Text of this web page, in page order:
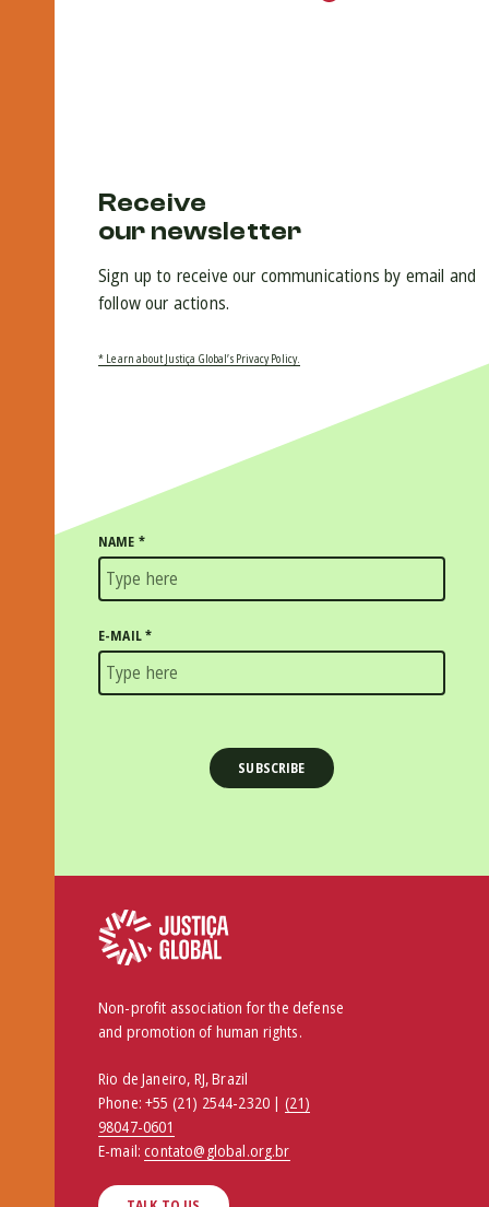
Receive
our newsletter
Sign up to receive our communications by email and
follow our actions.
* Learn about Justiça Global’s Privacy Policy.
NAME *
E-MAIL*
Non-profit association for the defense
and promotion of human rights.
Rio de Janeiro, RJ, Brazil
Phone:+55 (21) 2544-2320 | (21)
98047-0601
E-mail:contato@global.org.br